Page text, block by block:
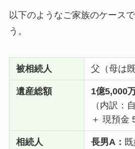
以下のようなご家族のケース
う。
被相続人 父（母は
遺産総額
1億5,000
（内訳：
＋ 現預金
相続人 長男A：